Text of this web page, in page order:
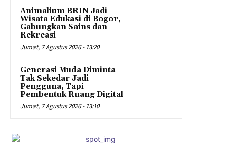
Animalium BRIN Jadi
Wisata Edukasi di Bogor,
Gabungkan Sains dan
Rekreasi
Jumat, 7 Agustus 2026 - 13:20
Generasi Muda Diminta
Tak Sekedar Jadi
Pengguna, Tapi
Pembentuk Ruang Digital
Jumat, 7 Agustus 2026 - 13:10